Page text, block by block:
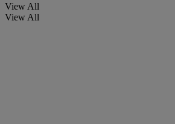
View All
View All